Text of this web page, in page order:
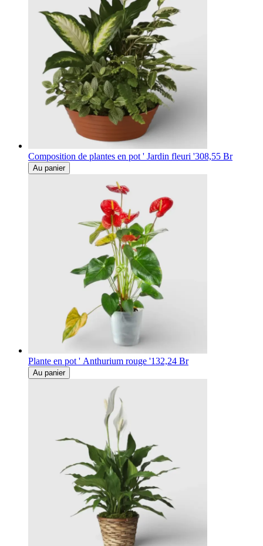
Composition de plantes en pot ' Jardin fleuri '308,55 Br
Au panier
Plante en pot ' Anthurium rouge '132,24 Br
Au panier